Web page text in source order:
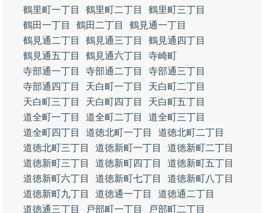
鶴里町一丁目
鶴里町二丁目
鶴里町三丁目
鶴田一丁目
鶴田二丁目
鶴見通一丁目
鶴見通二丁目
鶴見通三丁目
鶴見通四丁目
鶴見通五丁目
鶴見通六丁目
寺崎町
寺部通一丁目
寺部通二丁目
寺部通三丁目
寺部通四丁目
天白町一丁目
天白町二丁目
天白町三丁目
天白町四丁目
天白町五丁目
道全町一丁目
道全町二丁目
道全町三丁目
道全町四丁目
道徳北町一丁目
道徳北町二丁目
道徳北町三丁目
道徳新町一丁目
道徳新町二丁目
道徳新町三丁目
道徳新町四丁目
道徳新町五丁目
道徳新町六丁目
道徳新町七丁目
道徳新町八丁目
道徳新町九丁目
道徳通一丁目
道徳通二丁目
道徳通三丁目
戸部町一丁目 戸部町二丁目